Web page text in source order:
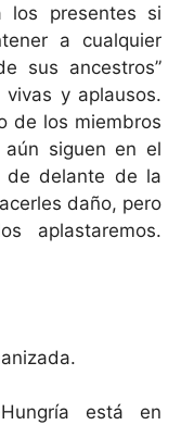
los presentes si
a cualquier
sus ancestros”
y aplausos.
de los miembros
siguen en el
de delante de la
daño, pero
aplastaremos.
está en